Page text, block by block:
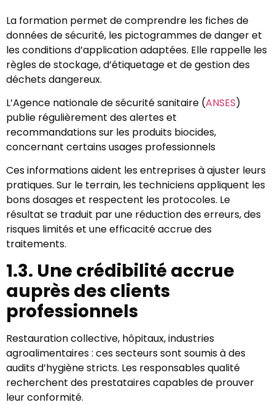
La formation permet de comprendre les fiches de
données de sécurité, les pictogrammes de danger et
les conditions d’application adaptées. Elle rappelle les
règles de stockage, d’étiquetage et de gestion des
déchets dangereux.
L’Agence nationale de sécurité sanitaire (ANSES)
publie régulièrement des alertes et
recommandations sur les produits biocides,
concernant certains usages professionnels
Ces informations aident les entreprises à ajuster leurs
pratiques. Sur le terrain, les techniciens appliquent les
bons dosages et respectent les protocoles. Le
résultat se traduit par une réduction des erreurs, des
risques limités et une efficacité accrue des
traitements.
1.3. Une crédibilité accrue
auprès des clients
professionnels
Restauration collective, hôpitaux, industries
agroalimentaires : ces secteurs sont soumis à des
audits d’hygiène stricts. Les responsables qualité
recherchent des prestataires capables de prouver
leur conformité.